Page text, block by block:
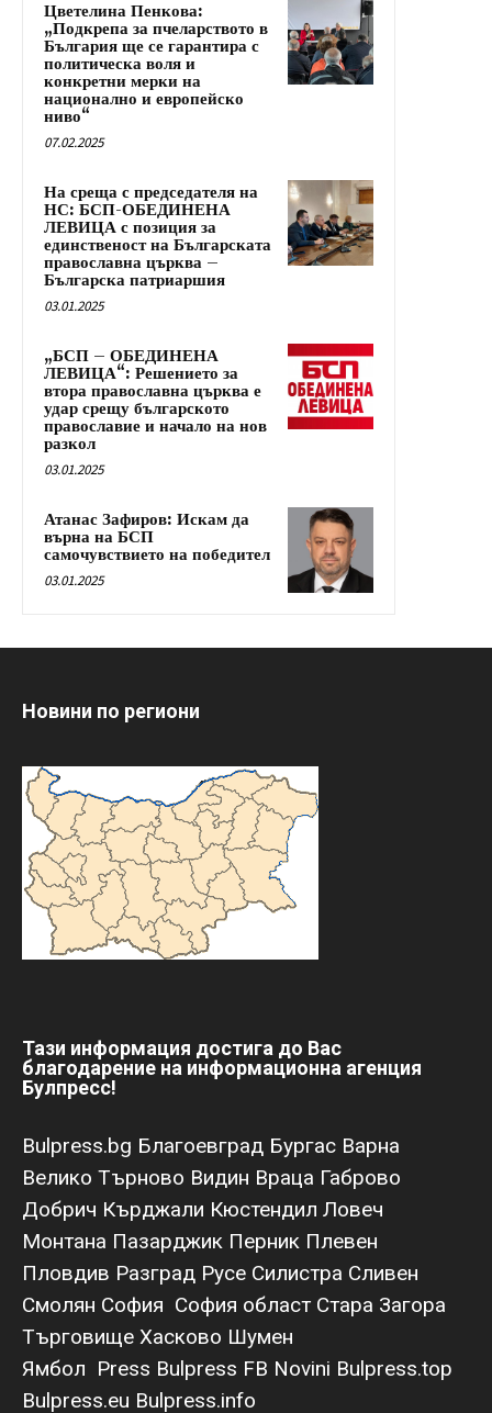
Цветелина Пенкова:
„Подкрепа за пчеларството в
България ще се гарантира с
политическа воля и
конкретни мерки на
национално и европейско
ниво“
07.02.2025
На среща с председателя на
НС: БСП-ОБЕДИНЕНА
ЛЕВИЦА с позиция за
единственост на Българската
православна църква –
Българска патриаршия
03.01.2025
„БСП – ОБЕДИНЕНА
ЛЕВИЦА“: Решението за
втора православна църква е
удар срещу българското
православие и начало на нов
разкол
03.01.2025
Атанас Зафиров: Искам да
върна на БСП
самочувствието на победител
03.01.2025
Новини по региони
Тази информация достига до Вас
благодарение на информационна агенция
Булпресс!
Bulpress.bg Благоевград Бургас Варна
Велико Търново Видин Враца Габрово
Добрич Кърджали Кюстендил Ловеч
Монтана Пазарджик Перник Плевен
Пловдив Разград Русе Силистра Сливен
Смолян София София област Стара Загора
Търговище Хасково Шумен
Ямбол Press Bulpress FB Novini Bulpress.top
Bulpress.eu Bulpress.info